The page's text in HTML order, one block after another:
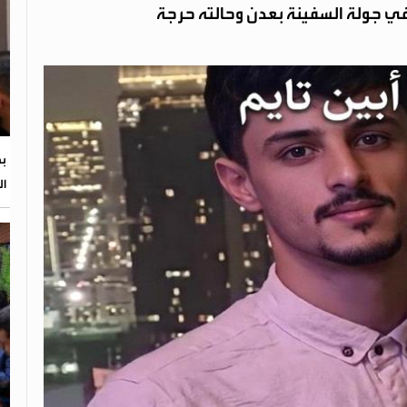
جولة السفينة بعدن وحالته حرجة